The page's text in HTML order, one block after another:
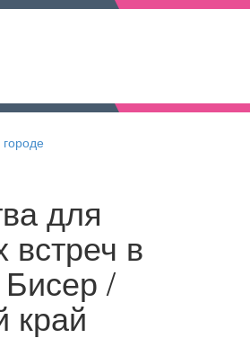
для
встреч в
/
край